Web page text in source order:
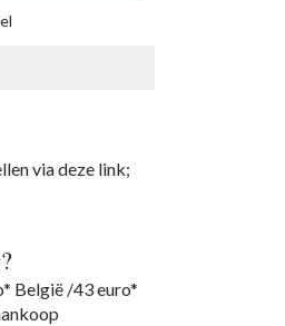
via deze link;
België /43 euro*